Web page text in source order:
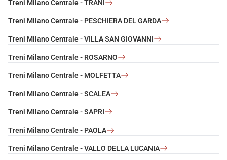
sorprendere dalla bellezza e dall'ospitalità di questo gioiello
italiano.
Treni Milano Centrale - TRANI
Treni Milano Centrale - PESCHIERA DEL GARDA
Treni Milano Centrale - VILLA SAN GIOVANNI
Treni Milano Centrale - ROSARNO
Treni Milano Centrale - MOLFETTA
Treni Milano Centrale - SCALEA
Treni Milano Centrale - SAPRI
Treni Milano Centrale - PAOLA
Treni Milano Centrale - VALLO DELLA LUCANIA